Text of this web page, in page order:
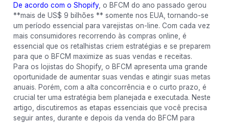
De acordo com o Shopify, o BFCM do ano passado gerou
**mais de US$ 9 bilhões ** somente nos EUA, tornando-se
um período essencial para varejistas on-line. Com cada vez
mais consumidores recorrendo às compras online, é
essencial que os retalhistas criem estratégias e se preparem
para que o BFCM maximize as suas vendas e receitas.
Para os lojistas do Shopify, o BFCM apresenta uma grande
oportunidade de aumentar suas vendas e atingir suas metas
anuais. Porém, com a alta concorrência e o curto prazo, é
crucial ter uma estratégia bem planejada e executada. Neste
artigo, discutiremos as etapas essenciais que você precisa
seguir antes, durante e depois da venda do BFCM para